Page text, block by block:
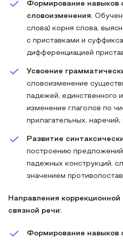
Формирование навыков
словоизменения.
слова) корня слова,
с приставками и
дифференциацией
Усвоение
словоизменение
падежей, единственного
изменение глаголов по
прилагательных,
Развитие
построению
падежных конструкций,
значением
Направления
связной речи:
Формирование навыков